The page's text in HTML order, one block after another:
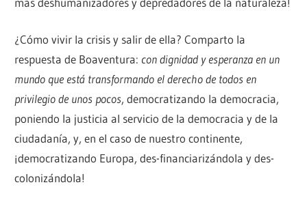
¿Cómo vivir la crisis y salir de ella? Comparto la
respuesta de Boaventura: con dignidad y esperanza en un
mundo que está transformando el derecho de todos en
privilegio de unos pocos, democratizando la democracia,
poniendo la justicia al servicio de la democracia y de la
ciudadanía, y, en el caso de nuestro continente,
¡democratizando Europa, des-financiarizándola y des-
colonizándola!